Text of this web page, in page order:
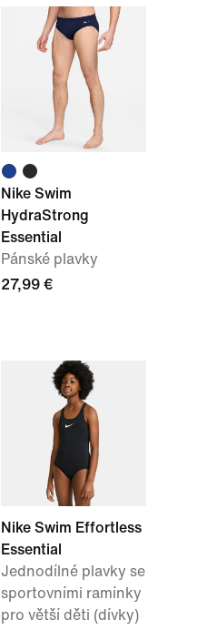
Nike Swim
HydraStrong
Essential
Pánské plavky
27,99 €
Nike Swim Effortless
Essential
Jednodílné plavky se
sportovními ramínky
pro větší děti (dívky)